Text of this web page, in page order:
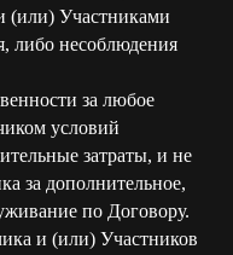
(или) Участниками
либо несоблюдения
за любое
условий
затраты, и не
за дополнительное,
по Договору.
и (или) Участников